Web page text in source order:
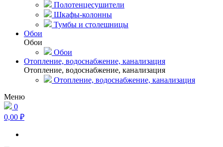
Полотенцесушители
Шкафы-колонны
Тумбы и столешницы
Обои
Обои
Обои
Отопление, водоснабжение, канализация
Отопление, водоснабжение, канализация
Отопление, водоснабжение, канализация
Меню
0
0,00 ₽